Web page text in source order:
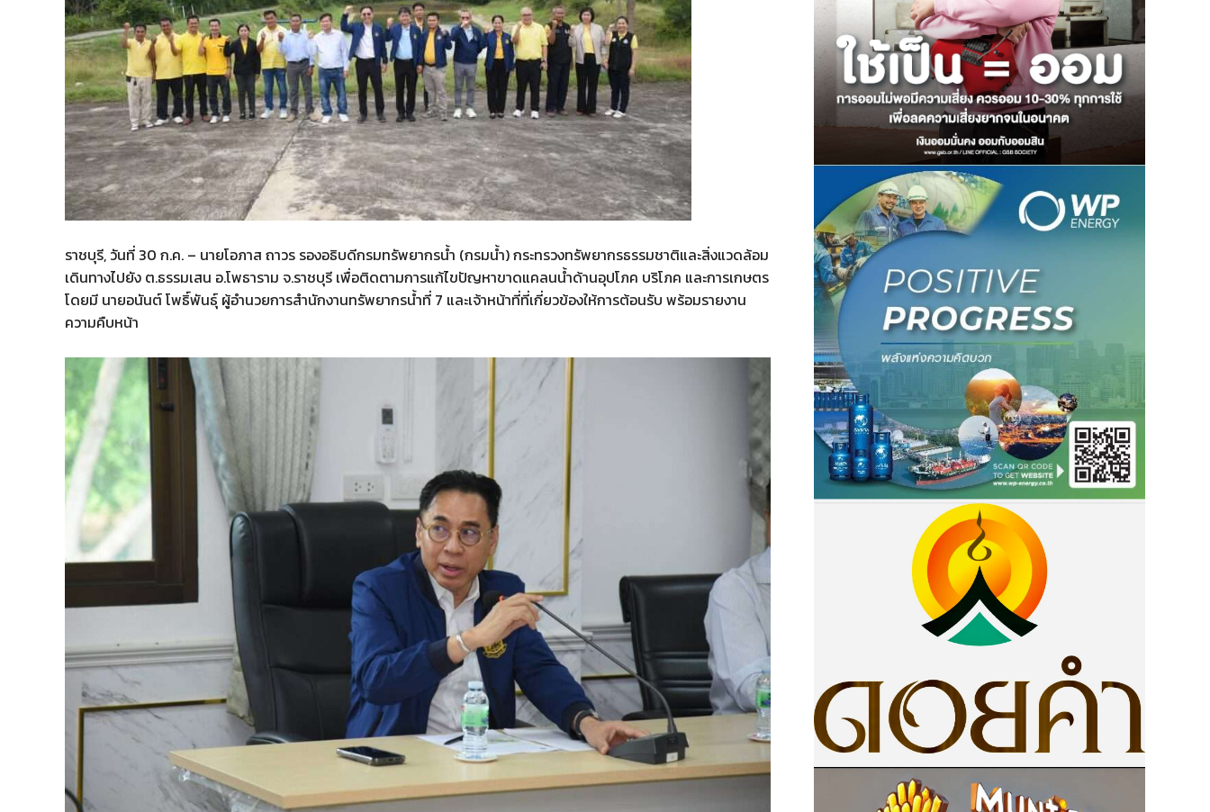
ราชบุรี, วันที่ 30 ก.ค. – นายโอภาส ถาวร รองอธิบดีกรมทรัพยากรน้ำ (กรมน้ำ) กระทรวงทรัพยากรธรรมชาติและสิ่งแวดล้อม
เดินทางไปยัง ต.ธรรมเสน อ.โพธาราม จ.ราชบุรี เพื่อติดตามการแก้ไขปัญหาขาดแคลนน้ำด้านอุปโภค บริโภค และการเกษตร
โดยมี นายอนันต์ โพธิ์พันธุ์ ผู้อำนวยการสำนักงานทรัพยากรน้ำที่ 7 และเจ้าหน้าที่ที่เกี่ยวข้องให้การต้อนรับ พร้อมรายงาน
ความคืบหน้า